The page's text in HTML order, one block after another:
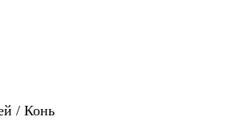
/ Конь